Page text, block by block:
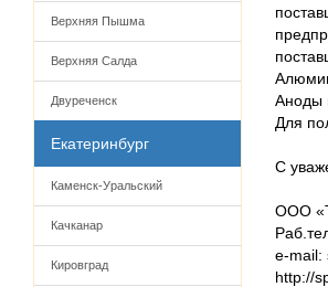
Верхняя Пышма
Верхняя Салда
Двуреченск
Екатеринбург
Каменск-Уральский
Качканар
Кировград
Аноды
Для
С
ООО
e-mail:
http://